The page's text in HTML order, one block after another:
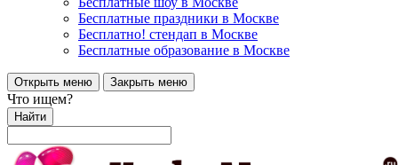
Бесплатные праздники в Москве
Бесплатно! стендап в Москве
Бесплатные образование в Москве
Открыть меню Закрыть меню
Что ищем?
Найти